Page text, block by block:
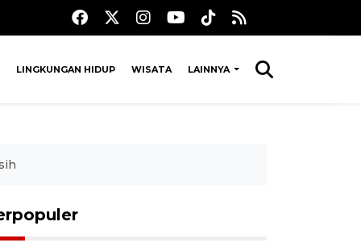
LINGKUNGAN HIDUP WISATA LAINNYA